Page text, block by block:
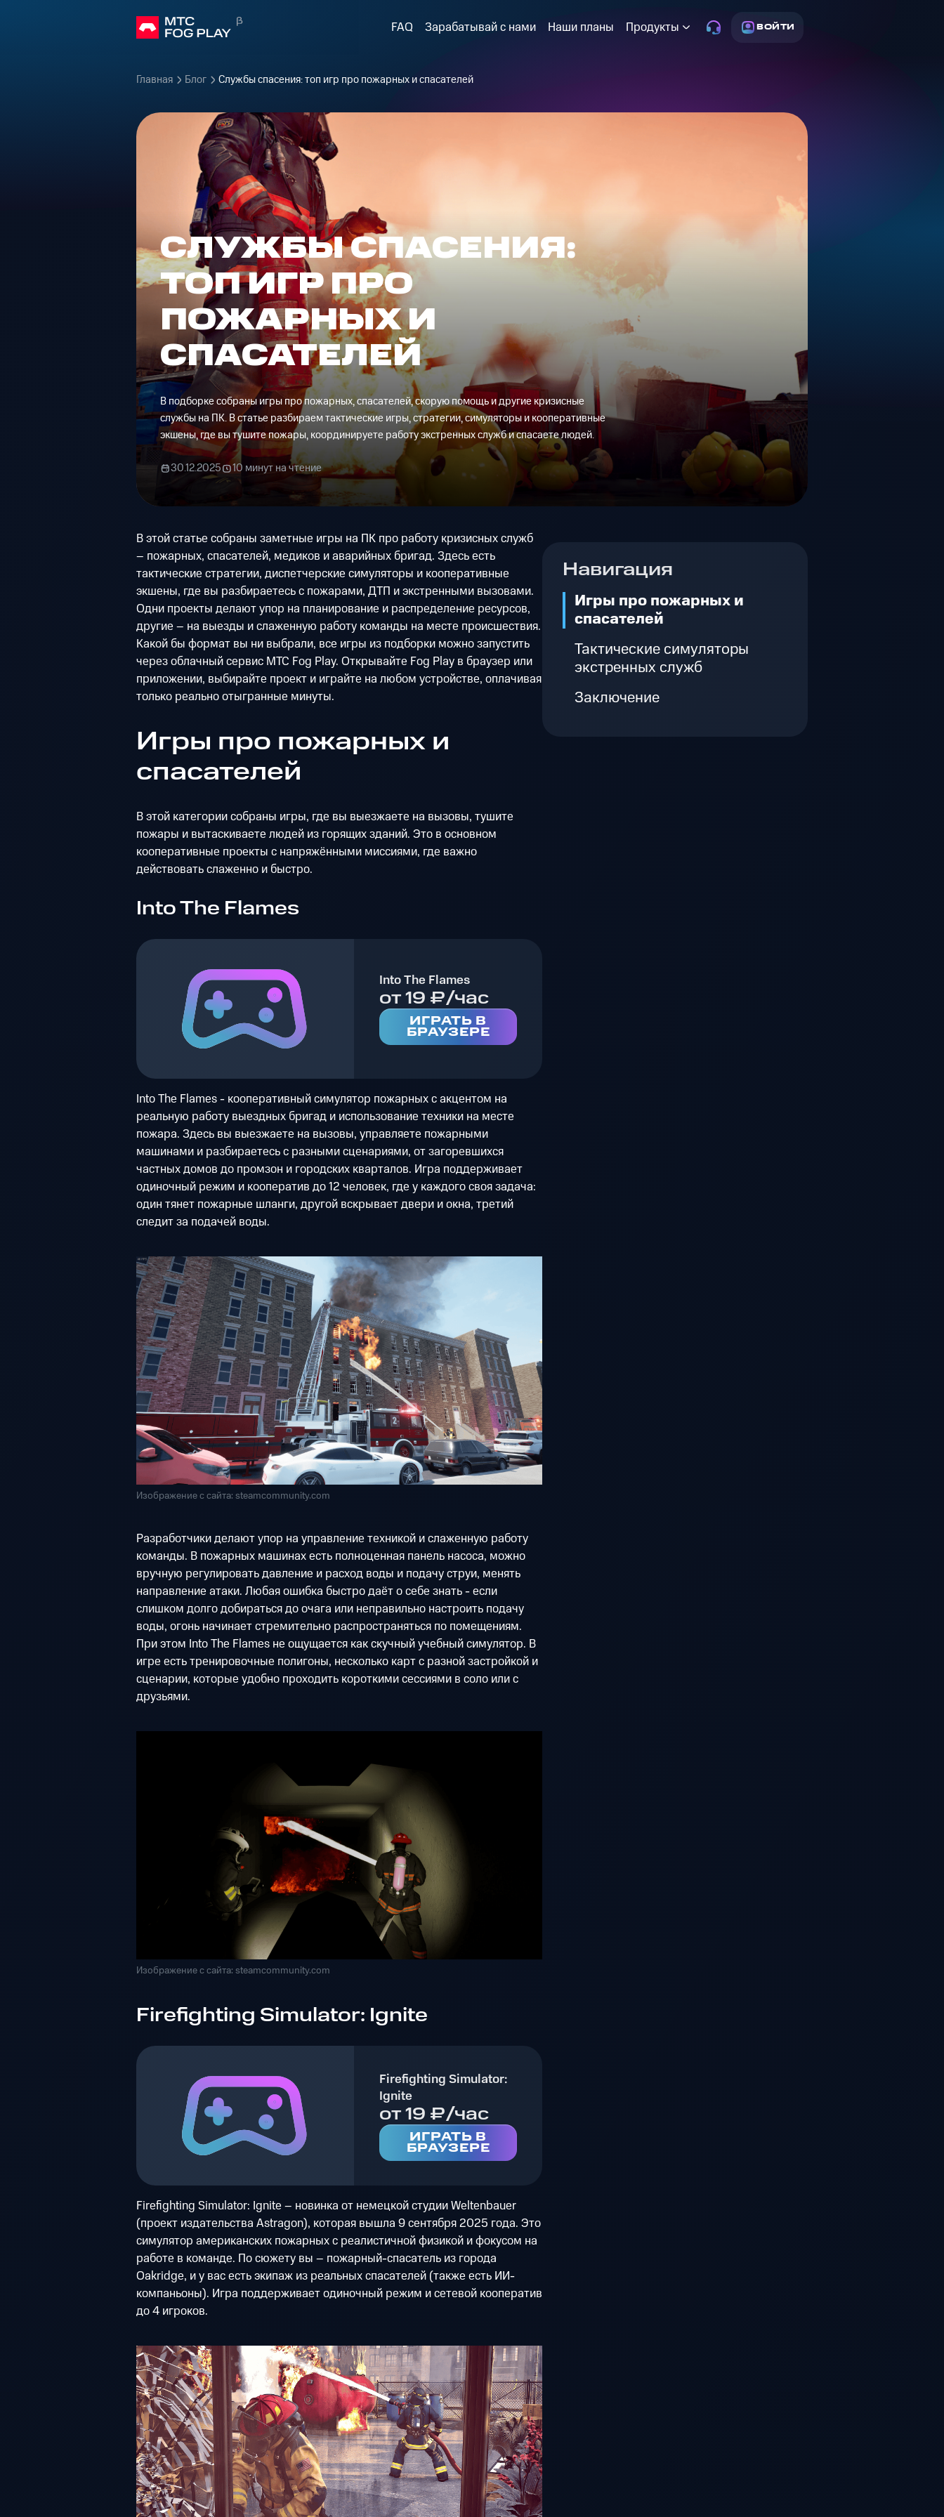
FAQ Зарабатывай с нами Наши планы Продукты ВОЙТИ
Главная Блог Службы спасения: топ игр про пожарных и спасателей
СЛУЖБЫ СПАСЕНИЯ:
ТОП ИГР ПРО
ПОЖАРНЫХ И
СПАСАТЕЛЕЙ
В подборке собраны игры про пожарных, спасателей, скорую помощь и другие кризисные
службы на ПК. В статье разбираем тактические игры, стратегии, симуляторы и кооперативные
экшены, где вы тушите пожары, координируете работу экстренных служб и спасаете людей.
30.12.2025 10 минут на чтение
Навигация
Игры про пожарных и
спасателей
Тактические симуляторы
экстренных служб
Заключение
В этой статье собраны заметные игры на ПК про работу кризисных служб
– пожарных, спасателей, медиков и аварийных бригад. Здесь есть
тактические стратегии, диспетчерские симуляторы и кооперативные
экшены, где вы разбираетесь с пожарами, ДТП и экстренными вызовами.
Одни проекты делают упор на планирование и распределение ресурсов,
другие – на выезды и слаженную работу команды на месте происшествия.
Какой бы формат вы ни выбрали, все игры из подборки можно запустить
через облачный сервис МТС Fog Play. Открывайте Fog Play в браузер или
приложении, выбирайте проект и играйте на любом устройстве, оплачивая
только реально отыгранные минуты.
Игры про пожарных и
спасателей
В этой категории собраны игры, где вы выезжаете на вызовы, тушите
пожары и вытаскиваете людей из горящих зданий. Это в основном
кооперативные проекты с напряжёнными миссиями, где важно
действовать слаженно и быстро.
Into The Flames
Into The Flames
от 19 ₽/час
ИГРАТЬ В
БРАУЗЕРЕ
Into The Flames - кооперативный симулятор пожарных с акцентом на
реальную работу выездных бригад и использование техники на месте
пожара. Здесь вы выезжаете на вызовы, управляете пожарными
машинами и разбираетесь с разными сценариями, от загоревшихся
частных домов до промзон и городских кварталов. Игра поддерживает
одиночный режим и кооператив до 12 человек, где у каждого своя задача:
один тянет пожарные шланги, другой вскрывает двери и окна, третий
следит за подачей воды.
Изображение с сайта: steamcommunity.com
Разработчики делают упор на управление техникой и слаженную работу
команды. В пожарных машинах есть полноценная панель насоса, можно
вручную регулировать давление и расход воды и подачу струи, менять
направление атаки. Любая ошибка быстро даёт о себе знать - если
слишком долго добираться до очага или неправильно настроить подачу
воды, огонь начинает стремительно распространяться по помещениям.
При этом Into The Flames не ощущается как скучный учебный симулятор. В
игре есть тренировочные полигоны, несколько карт с разной застройкой и
сценарии, которые удобно проходить короткими сессиями в соло или с
друзьями.
Изображение с сайта: steamcommunity.com
Firefighting Simulator: Ignite
Firefighting Simulator:
Ignite
от 19 ₽/час
ИГРАТЬ В
БРАУЗЕРЕ
Firefighting Simulator: Ignite – новинка от немецкой студии Weltenbauer
(проект издательства Astragon), которая вышла 9 сентября 2025 года. Это
симулятор американских пожарных с реалистичной физикой и фокусом на
работе в команде. По сюжету вы – пожарный-спасатель из города
Oakridge, и у вас есть экипаж из реальных спасателей (также есть ИИ-
компаньоны). Игра поддерживает одиночный режим и сетевой кооператив
до 4 игроков.